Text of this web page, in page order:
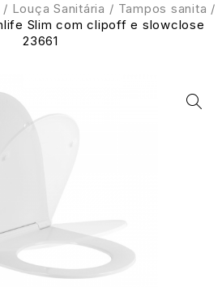
/ Louça Sanitária / Tampos sanita /
Slim com clipoff e slowclose
23661